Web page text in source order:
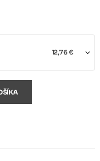
12,76 €